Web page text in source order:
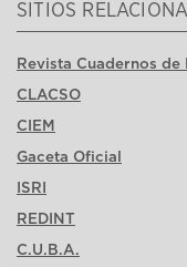
SITIOS
Revista Cuadernos
CLACSO
CIEM
Gaceta Oficial
ISRI
REDINT
C.U.B.A.